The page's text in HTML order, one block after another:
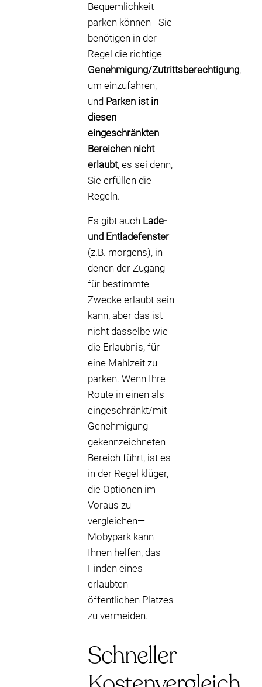
Bequemlichkeit
parken können—Sie
benötigen in der
Regel die richtige
Genehmigung/Zutrittsberechtigung,
um einzufahren,
und Parken ist in
diesen
eingeschränkten
Bereichen nicht
erlaubt, es sei denn,
Sie erfüllen die
Regeln.
Es gibt auch Lade-
und Entladefenster
(z.B. morgens), in
denen der Zugang
für bestimmte
Zwecke erlaubt sein
kann, aber das ist
nicht dasselbe wie
die Erlaubnis, für
eine Mahlzeit zu
parken. Wenn Ihre
Route in einen als
eingeschränkt/mit
Genehmigung
gekennzeichneten
Bereich führt, ist es
in der Regel klüger,
die Optionen im
Voraus zu
vergleichen—
Mobypark kann
Ihnen helfen, das
Finden eines
erlaubten
öffentlichen Platzes
zu vermeiden.
Schneller